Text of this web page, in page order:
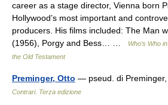
career as a stage director, Vienna born
Hollywood’s most important and
producers. His films included: The Man
(1956), Porgy and Bess… …
Who’s Who
the Old Testament
Preminger, Otto — pseud. di
Contrari. Terza edizione